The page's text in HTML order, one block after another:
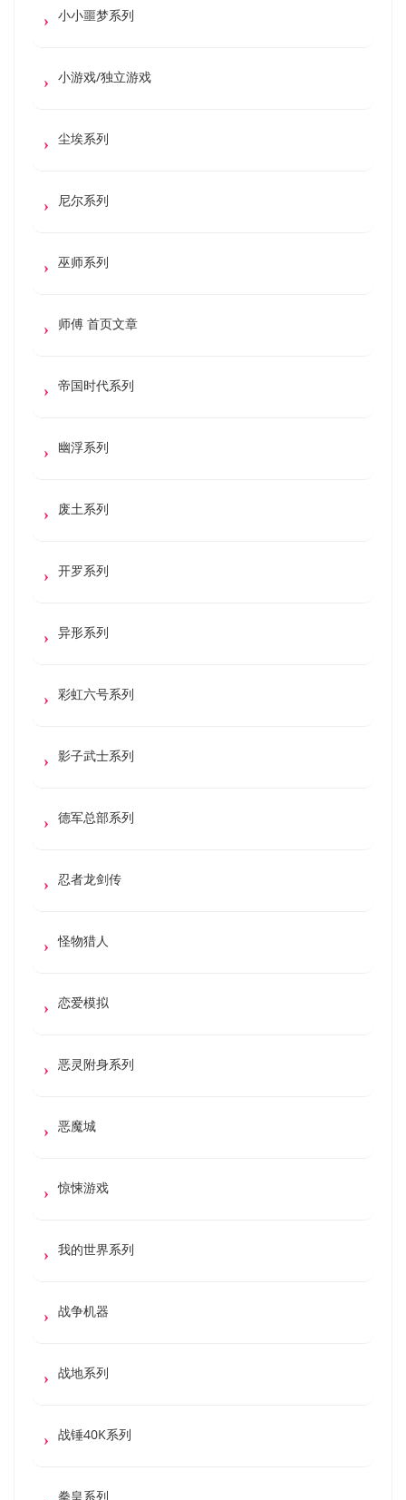
小小噩梦系列
小游戏/独立游戏
尘埃系列
尼尔系列
巫师系列
师傅 首页文章
帝国时代系列
幽浮系列
废土系列
开罗系列
异形系列
彩虹六号系列
影子武士系列
德军总部系列
忍者龙剑传
怪物猎人
恋爱模拟
恶灵附身系列
恶魔城
惊悚游戏
我的世界系列
战争机器
战地系列
战锤40K系列
拳皇系列